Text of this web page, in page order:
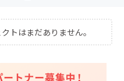
トはまだありません。